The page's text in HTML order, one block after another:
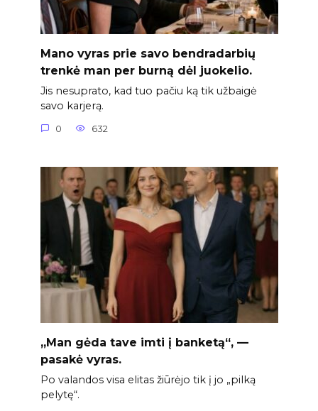
Mano vyras prie savo bendradarbių
trenkė man per burną dėl juokelio.
Jis nesuprato, kad tuo pačiu ką tik užbaigė
savo karjerą.
0 632
„Man gėda tave imti į banketą“, —
pasakė vyras.
Po valandos visa elitas žiūrėjo tik į jo „pilką
pelytę“.